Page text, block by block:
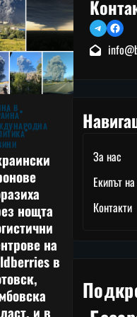
В
нощта
на
в
и в
Telegram
За нас
Екипът
Контакти